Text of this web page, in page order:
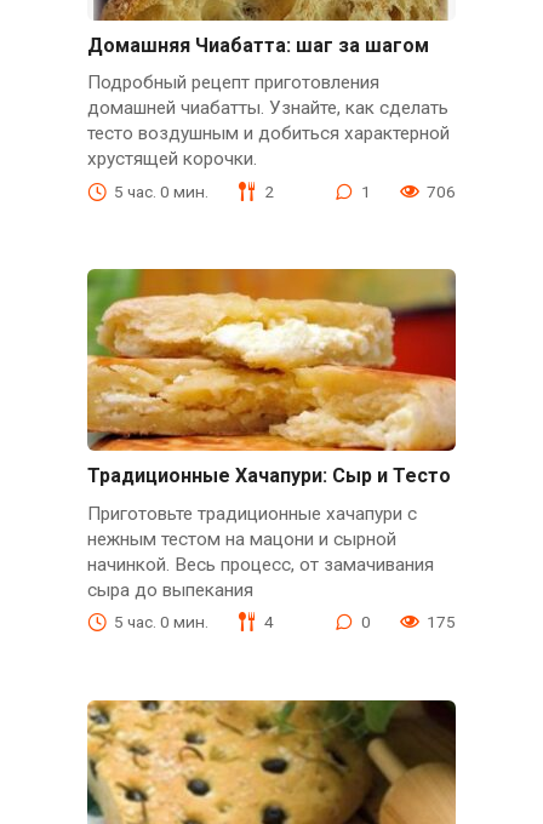
Домашняя Чиабатта: шаг за шагом
Подробный рецепт приготовления
домашней чиабатты. Узнайте, как сделать
тесто воздушным и добиться характерной
хрустящей корочки.
5 час. 0 мин. 2 1 706
Традиционные Хачапури: Сыр и Тесто
Приготовьте традиционные хачапури с
нежным тестом на мацони и сырной
начинкой. Весь процесс, от замачивания
сыра до выпекания
5 час. 0 мин. 4 0 175